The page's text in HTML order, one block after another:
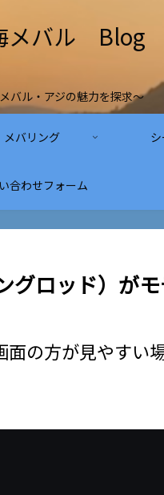
メバル Blog
バル・アジの魅力を探求～
メバリング
合わせフォーム
グロッド）が
面の方が見やすい